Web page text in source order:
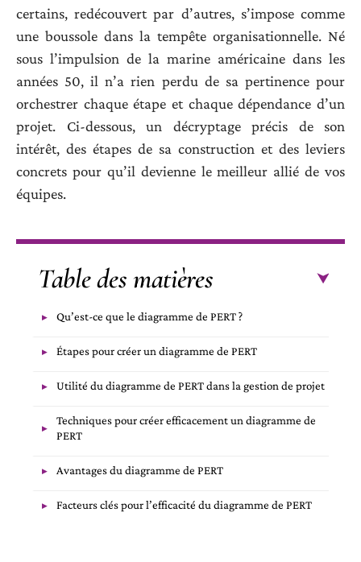
certains, redécouvert par d’autres, s’impose comme
une boussole dans la tempête organisationnelle. Né
sous l’impulsion de la marine américaine dans les
années 50, il n’a rien perdu de sa pertinence pour
orchestrer chaque étape et chaque dépendance d’un
projet. Ci-dessous, un décryptage précis de son
intérêt, des étapes de sa construction et des leviers
concrets pour qu’il devienne le meilleur allié de vos
équipes.
Table des matières
Qu’est-ce que le diagramme de PERT ?
Étapes pour créer un diagramme de PERT
Utilité du diagramme de PERT dans la gestion de projet
Techniques pour créer efficacement un diagramme de
PERT
Avantages du diagramme de PERT
Facteurs clés pour l’efficacité du diagramme de PERT